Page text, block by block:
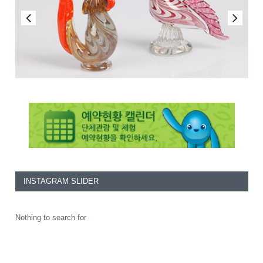
INSTAGRAM SLIDER
Nothing to search for